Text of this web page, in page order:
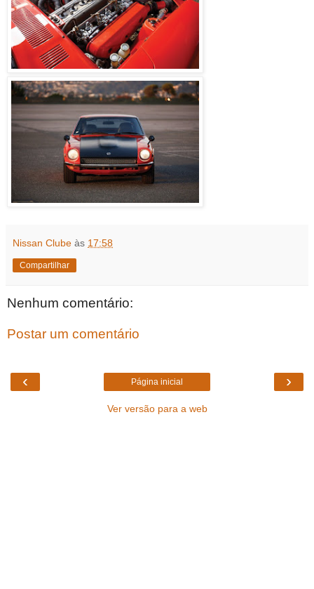
Nissan Clube às 17:58
Compartilhar
Nenhum comentário:
Postar um comentário
‹ ›
Página inicial
Ver versão para a web